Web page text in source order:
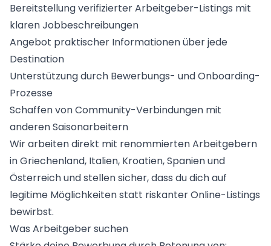
Bereitstellung verifizierter Arbeitgeber-Listings mit
klaren Jobbeschreibungen
Angebot praktischer Informationen über jede
Destination
Unterstützung durch Bewerbungs- und Onboarding-
Prozesse
Schaffen von Community-Verbindungen mit
anderen Saisonarbeitern
Wir arbeiten direkt mit renommierten Arbeitgebern
in Griechenland, Italien, Kroatien, Spanien und
Österreich und stellen sicher, dass du dich auf
legitime Möglichkeiten statt riskanter Online-Listings
bewirbst.
Was Arbeitgeber suchen